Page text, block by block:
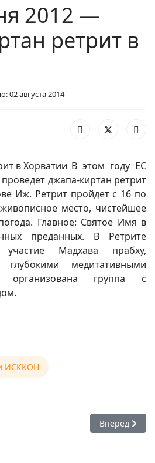
2012 —
ретрит в
02 августа 2014
В этом году ЕС
джапа-киртан ретрит
Иж. Ретрит пройдет с 16 по
место, чистейшее
Главное: Святое Имя в
преданных. В Ретрите
Мадхава прабху,
медитативными
организована группа с
ИСККОН
2012 — Фестиваль «Гауранга» в
Следующий:
Вперед